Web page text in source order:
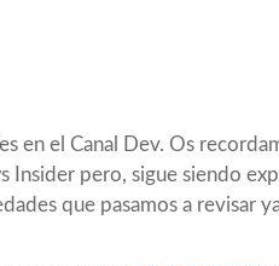
en el Canal Dev. Os
Insider pero, sigue siendo
que pasamos a revisar